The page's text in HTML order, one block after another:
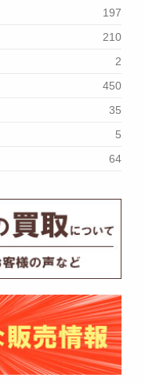
197
210
2
450
35
5
64